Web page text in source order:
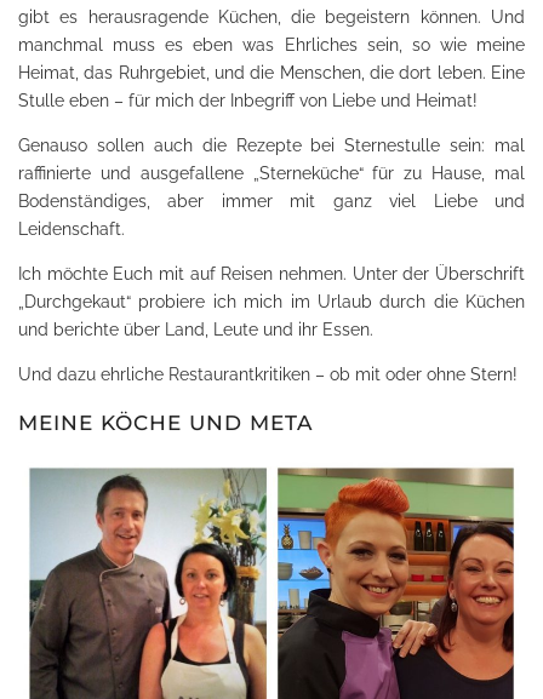
gibt es herausragende Küchen, die begeistern können. Und
manchmal muss es eben was Ehrliches sein, so wie meine
Heimat, das Ruhrgebiet, und die Menschen, die dort leben. Eine
Stulle eben – für mich der Inbegriff von Liebe und Heimat!
Genauso sollen auch die Rezepte bei Sternestulle sein: mal
raffinierte und ausgefallene „Sterneküche“ für zu Hause, mal
Bodenständiges, aber immer mit ganz viel Liebe und
Leidenschaft.
Ich möchte Euch mit auf Reisen nehmen. Unter der Überschrift
„Durchgekaut“ probiere ich mich im Urlaub durch die Küchen
und berichte über Land, Leute und ihr Essen.
Und dazu ehrliche Restaurantkritiken – ob mit oder ohne Stern!
MEINE KÖCHE UND META